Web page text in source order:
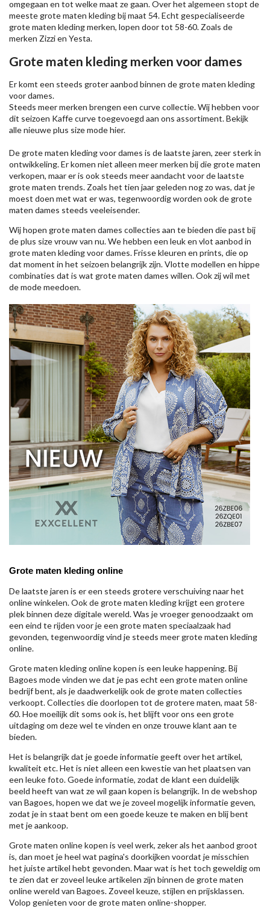
omgegaan en tot welke maat ze gaan. Over het algemeen stopt de
meeste grote maten kleding bij maat 54. Echt gespecialiseerde
grote maten kleding merken, lopen door tot 58-60. Zoals de
merken Zizzien Yesta.
Grote maten kleding merken voor dames
Er komt een steeds groter aanbod binnen de grote maten kleding
voor dames.
Steeds meer merken brengen een curve collectie. Wij hebben voor
dit seizoen Kaffecurve toegevoegd aan ons assortiment. Bekijk
alle nieuweplus size modehier.
De grote maten kleding voor dames is de laatste jaren, zeer sterk in
ontwikkeling. Er komen niet alleen meer merken bij die grote maten
verkopen, maar er is ook steeds meer aandacht voor de laatste
grote maten trends. Zoals het tien jaar geleden nog zo was, dat je
moest doen met wat er was, tegenwoordig worden ook de grote
maten dames steeds veeleisender.
Wij hopen grote maten dames collecties aan te bieden die past bij
de plus size vrouw van nu. We hebben een leuk en vlot aanbod in
grote maten kleding voor dames. Frisse kleuren en prints, die op
dat moment in het seizoen belangrijk zijn. Vlotte modellen en hippe
combinaties dat is wat grote maten dames willen. Ook zij wil met
de mode meedoen.
Grote maten kleding online
De laatste jaren is er een steeds grotere verschuiving naar het
online winkelen. Ook de grote maten kleding krijgt een grotere
plek binnen deze digitale wereld. Was je vroeger genoodzaakt om
een eind te rijden voor je een grote maten speciaalzaak had
gevonden, tegenwoordig vind je steeds meer grote maten kleding
online.
Grote maten kleding online kopen is een leuke happening. Bij
Bagoes mode vinden we dat je pas echt een grote maten online
bedrijf bent, als je daadwerkelijk ook de grote maten collecties
verkoopt. Collecties die doorlopen tot de grotere maten, maat 58-
60. Hoe moeilijk dit soms ook is, het blijft voor ons een grote
uitdaging om deze wel te vinden en onze trouwe klant aan te
bieden.
Het is belangrijk dat je goede informatie geeft over het artikel,
kwaliteit etc. Het is niet alleen een kwestie van het plaatsen van
een leuke foto. Goede informatie, zodat de klant een duidelijk
beeld heeft van wat ze wil gaan kopen is belangrijk. In de webshop
van Bagoes, hopen we dat we je zoveel mogelijk informatie geven,
zodat je in staat bent om een goede keuze te maken en blij bent
met je aankoop.
Grote maten online kopen is veel werk, zeker als het aanbod groot
is, dan moet je heel wat pagina's doorkijken voordat je misschien
het juiste artikel hebt gevonden. Maar wat is het toch geweldig om
te zien dat er zoveel leuke artikelen zijn binnen de grote maten
online wereld van Bagoes. Zoveel keuze, stijlen en prijsklassen.
Volop genieten voor de grote maten online-shopper.